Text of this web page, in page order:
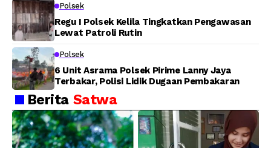
Polsek
Regu I Polsek Kelila Tingkatkan Pengawasan
Lewat Patroli Rutin
Polsek
6 Unit Asrama Polsek Pirime Lanny Jaya
Terbakar, Polisi Lidik Dugaan Pembakaran
Berita Satwa